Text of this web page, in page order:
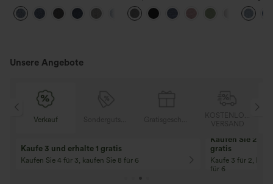
Bund und Taschen,
gewaschener, lässiger Bootcut
Trägern, gerafftem Detail,
weitem Bein und meliertem
Stoff, lässig, mit Taschen - Easy
Taschen
Unsere Angebote
Verkauf
Kaufe 3 und erhalte 1 gratis
Kaufen Sie 4 für 3, kaufen Sie 8 für 6
Kaufen Sie 2
gratis
Kaufe 3 für 2,
für 6